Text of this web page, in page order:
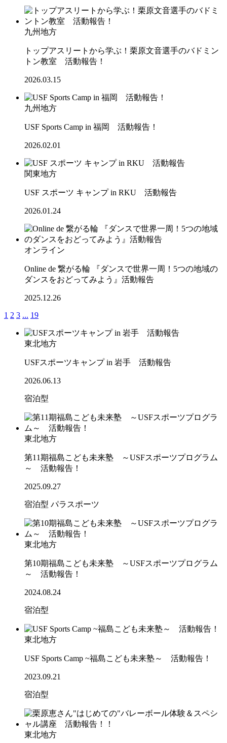
九州地方
トップアスリートから学ぶ！栗原文音選手のバドミン
トン教室 活動報告！
2026.03.15
九州地方
USF Sports Camp in 福岡 活動報告！
2026.02.01
関東地方
USF スポーツ キャンプ in RKU 活動報告
2026.01.24
オンライン
Online de 繋がる輪 『ダンスで世界一周！5つの地域の
ダンスをおどってみよう』活動報告
2025.12.26
1 2 3 ... 19
東北地方
USFスポーツキャンプ in 岩手 活動報告
2026.06.13
宿泊型
東北地方
第11期福島こども未来塾 ～USFスポーツプログラム
～ 活動報告！
2025.09.27
宿泊型 パラスポーツ
東北地方
第10期福島こども未来塾 ～USFスポーツプログラム
～ 活動報告！
2024.08.24
宿泊型
東北地方
USF Sports Camp ~福島こども未来塾～ 活動報告！
2023.09.21
宿泊型
東北地方